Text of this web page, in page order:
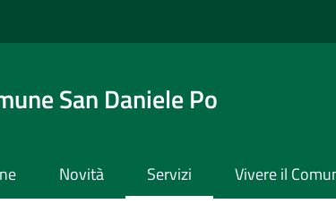
San Daniele Po
Novità Servizi Vivere il